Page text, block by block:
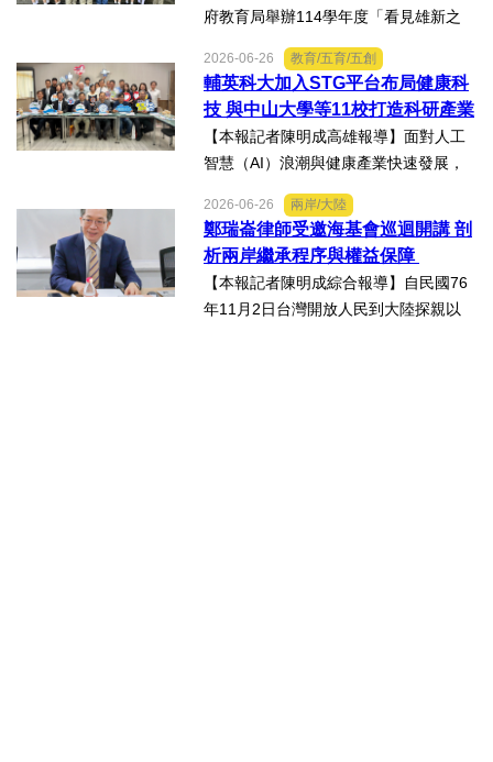
府教育局舉辦114學年度「看見雄新之
科建教僑生專班學生囊括高中職組前三
名。李昱平校長表示，來自泰國、印尼
及越南僑生，以異國的獨特視...
2026-06-26 教育/五育/五創
輔英科大加入STG平台布局健康科
技 與中山大學等11校打造科研產業
生態圈
【本報記者陳明成高雄報導】面對人工
智慧（AI）浪潮與健康產業快速發展，
灣科研產業化平台」，再擴大跨校科研
合作版圖，與輔英科技大學簽署合作備
忘錄（MOU），並共同為「廠...
2026-06-26 兩岸/大陸
鄭瑞崙律師受邀海基會巡迴開講 剖
析兩岸繼承程序與權益保障
【本報記者陳明成綜合報導】自民國76
年11月2日台灣開放人民到大陸探親以